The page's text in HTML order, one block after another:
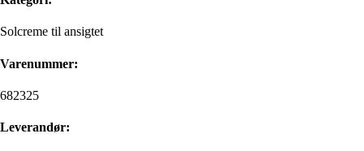
Solcreme til ansigtet
Varenummer:
682325
Leverandør: